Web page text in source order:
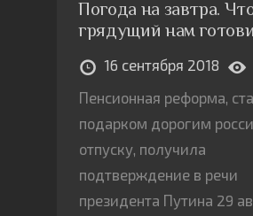
Погода на завтра.
грядущий нам
16 сентября 2018
Пенсионная реформа,
подарком дорогим
отпуску, получила
подтверждение в речи
президента Путина 29